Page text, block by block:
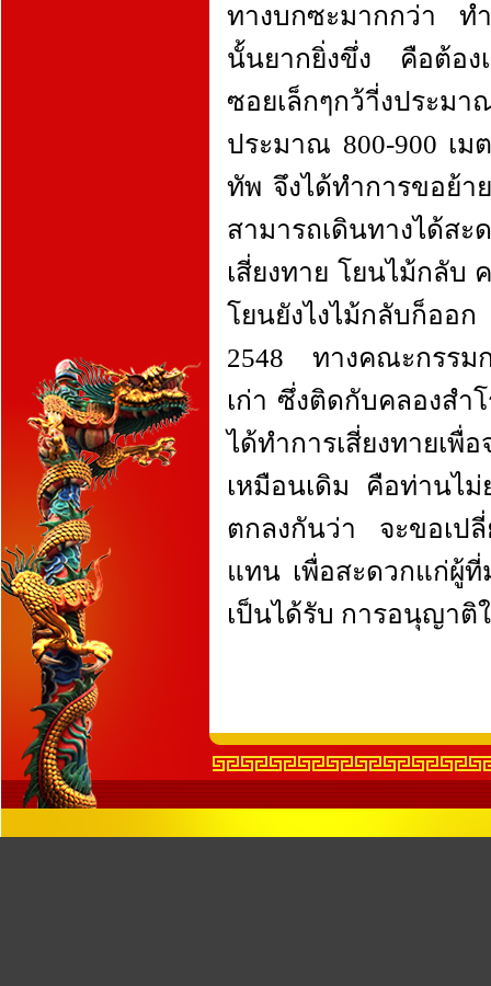
ทางบกซะมากกว่า ทำ
นั้นยากยิ่งขึ่ง คือต้อง
ซอยเล็กๆกว้าี่งประม
ประมาณ 800-900 เ
ทัพ จึงได้ทำการขอย้
สามารถเดินทางได้
เสี่ยงทาย โยนไม้กลับ
โยนยังไงไม้กลับก็ออ
2548 ทางคณะกรรม
เก่า ซึ่งติดกับคลองสำ
ได้ทำการเสี่ยงทายเ
เหมือนเดิม คือท่านไม่
ตกลงกันว่า จะขอเป
แทน เพื่อสะดวกแก่ผู้ที่
เป็นได้รับ การอนุญาติ